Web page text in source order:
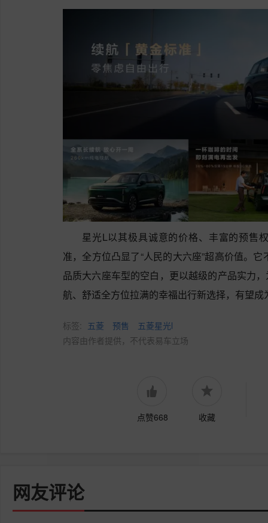
星光L以其极具诚意的价格、丰富的预售
准，全方位凸显了“人民的大六座”超高价值。
品质大六座车型的空白，更以越级的产品实力
航、舒适全方位拉满的幸福出行新选择，有望
标签: 五菱 预售
五菱星光l
内容由作者提供，不代表易车立场
点赞668 收藏
网友评论